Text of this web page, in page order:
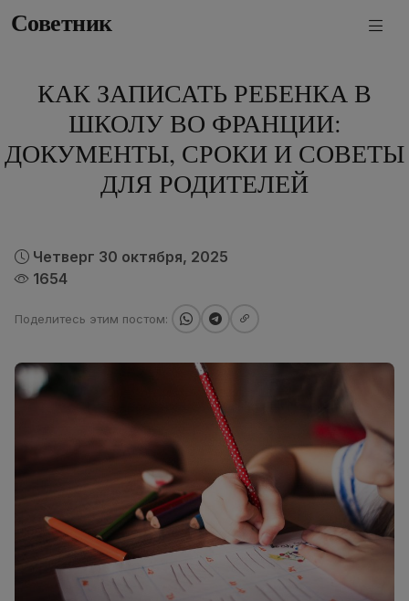
Советник
КАК ЗАПИСАТЬ РЕБЕНКА В
ШКОЛУ ВО ФРАНЦИИ:
ДОКУМЕНТЫ, СРОКИ И СОВЕТЫ
ДЛЯ РОДИТЕЛЕЙ
Четверг 30 октября, 2025
1654
Поделитесь этим постом: